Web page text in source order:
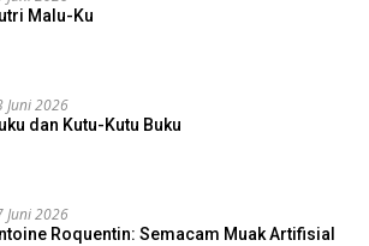
Malu-Ku
Juni 2026
dan Kutu-Kutu Buku
Juni 2026
Roquentin: Semacam Muak Artifisial